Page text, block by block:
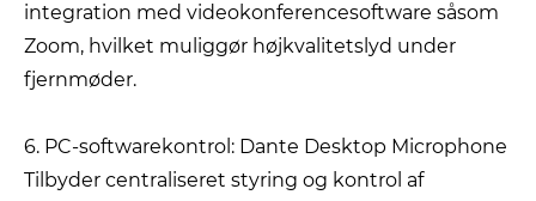
integration med videokonferencesoftware såsom
Zoom, hvilket muliggør højkvalitetslyd under
fjernmøder.
6. PC-softwarekontrol: Dante Desktop Microphone
Tilbyder centraliseret styring og kontrol af